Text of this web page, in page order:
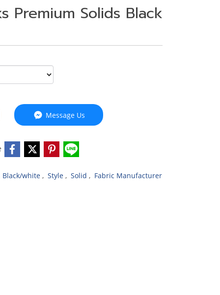
Premium Solids Black
Message Us
Black/white , Style , Solid , Fabric Manufacturer